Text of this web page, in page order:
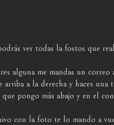
ver todas la fostos que
alguna me mandas un
arriba a la derecha y haces
que pongo más abajo y en el
con la foto te lo mando a